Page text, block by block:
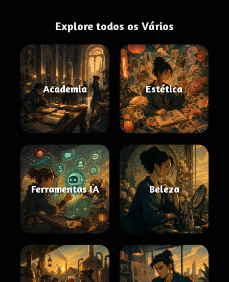
Explore todos os Vários
Academia Estética
Ferramentas IA Beleza